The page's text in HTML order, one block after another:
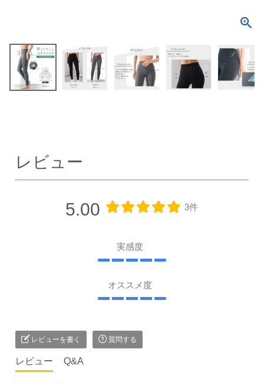
レビュー
5.00 3件
実感度
オススメ度
レビューを書く 質問する
レビュー Q&A